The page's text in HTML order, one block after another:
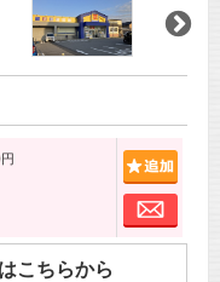
お問
こちらから